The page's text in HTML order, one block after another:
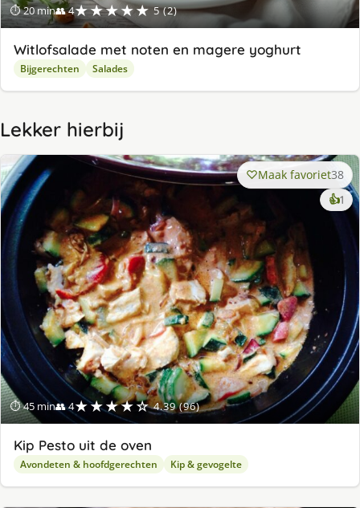
⏱ 20 min👥 4★★★★★ 5 (2)
Witlofsalade met noten en magere yoghurt
Bijgerechten Salades
Lekker hierbij
⏱ 45 min👥 4★★★★☆ 4.39 (96)
Maak favoriet38
👍1
Kip Pesto uit de oven
Avondeten & hoofdgerechten Kip & gevogelte